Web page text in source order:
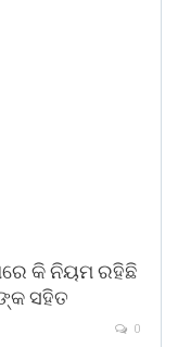
କି ନିୟମ ରହିଛି
ସହିତ
0